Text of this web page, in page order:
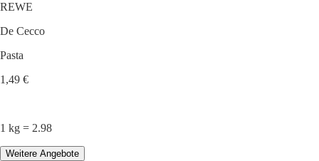
REWE
De Cecco
Pasta
1,49 €
1 kg = 2.98
Weitere Angebote